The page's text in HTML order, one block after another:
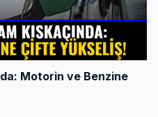
Motorin ve Benzine